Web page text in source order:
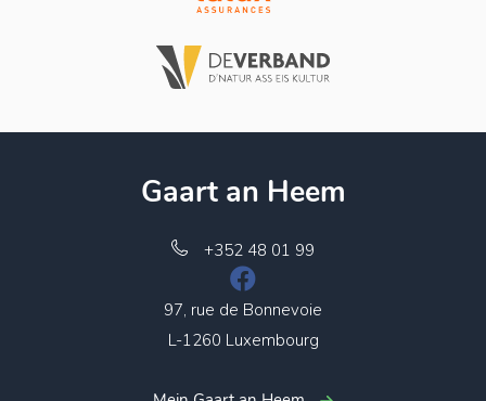
Gaart an Heem
+352 48 01 99
97, rue de Bonnevoie
L-1260 Luxembourg